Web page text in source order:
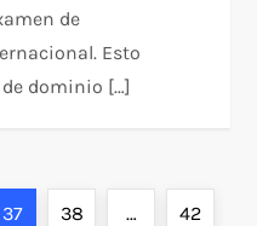
de
Esto
dominio […]
Página
37 Página
38 … Página
42